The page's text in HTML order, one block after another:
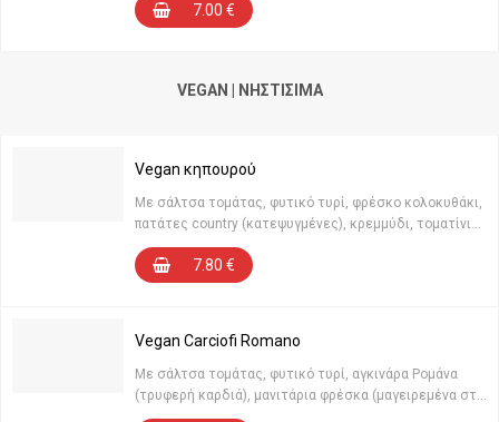
7.00 €
VEGAN | ΝΗΣΤΊΣΙΜΑ
Vegan κηπουρού
Με σάλτσα τομάτας, φυτικό τυρί, φρέσκο κολοκυθάκι,
πατάτες country (κατεψυγμένες), κρεμμύδι, τοματίνια,
φρεσκοτριμμένο πιπέρι μαύρο & αλάτι Odyssey με
σουσάμι και βότανα Κρήτης (βιολογικής καλλιέργειας)
7.80 €
Vegan Carciofi Romano
Με σάλτσα τομάτας, φυτικό τυρί, αγκινάρα Ρομάνα
(τρυφερή καρδιά), μανιτάρια φρέσκα (μαγειρεμένα στη
στιγμή), σκορδόλαδο, πλούσια σ’ ευεργετικές